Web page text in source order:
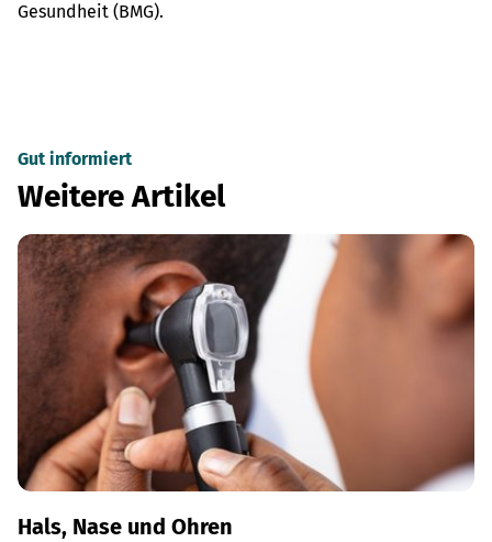
Gesundheit (BMG).
Gut informiert
Weitere Artikel
Hals, Nase und Ohren